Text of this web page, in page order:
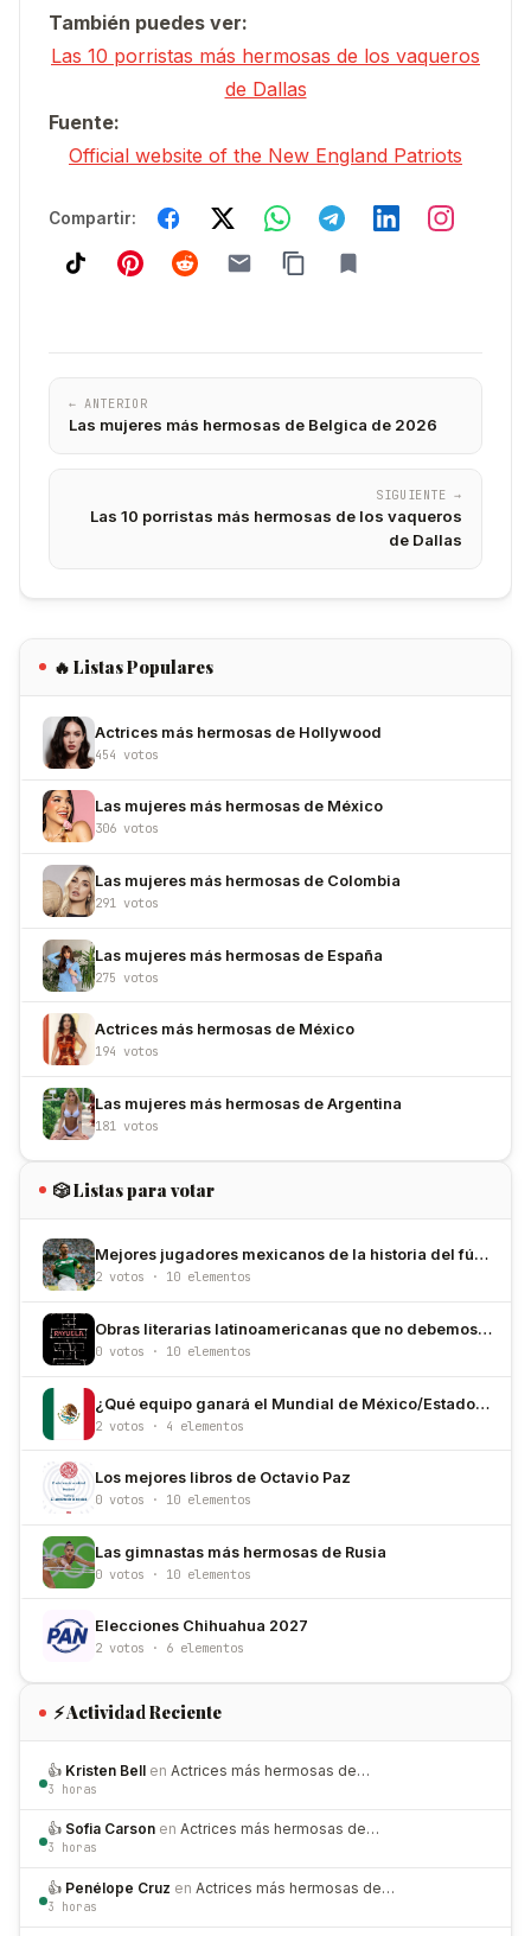
También puedes ver:
Las 10 porristas más hermosas de los vaqueros
de Dallas
Fuente:
Official website of the New England Patriots
Compartir:
← ANTERIOR
Las mujeres más hermosas de Belgica de 2026
SIGUIENTE →
Las 10 porristas más hermosas de los vaqueros
de Dallas
🔥 Listas Populares
Actrices más hermosas de Hollywood
454 votos
Las mujeres más hermosas de México
306 votos
Las mujeres más hermosas de Colombia
291 votos
Las mujeres más hermosas de España
275 votos
Actrices más hermosas de México
194 votos
Las mujeres más hermosas de Argentina
181 votos
🎲 Listas para votar
Mejores jugadores mexicanos de la historia del fútbol
2 votos · 10 elementos
Obras literarias latinoamericanas que no debemos dejar de leer
0 votos · 10 elementos
¿Qué equipo ganará el Mundial de México/Estados Unidos/Canadá 2026?
2 votos · 4 elementos
Los mejores libros de Octavio Paz
0 votos · 10 elementos
Las gimnastas más hermosas de Rusia
0 votos · 10 elementos
Elecciones Chihuahua 2027
2 votos · 6 elementos
⚡ Actividad Reciente
👍 Kristen Bell en Actrices más hermosas de…
3 horas
👍 Sofia Carson en Actrices más hermosas de…
3 horas
👍 Penélope Cruz en Actrices más hermosas de…
3 horas